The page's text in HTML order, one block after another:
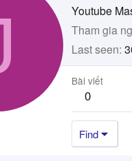
Youtube
Tham gia
Last seen
Bài viết
0
Find